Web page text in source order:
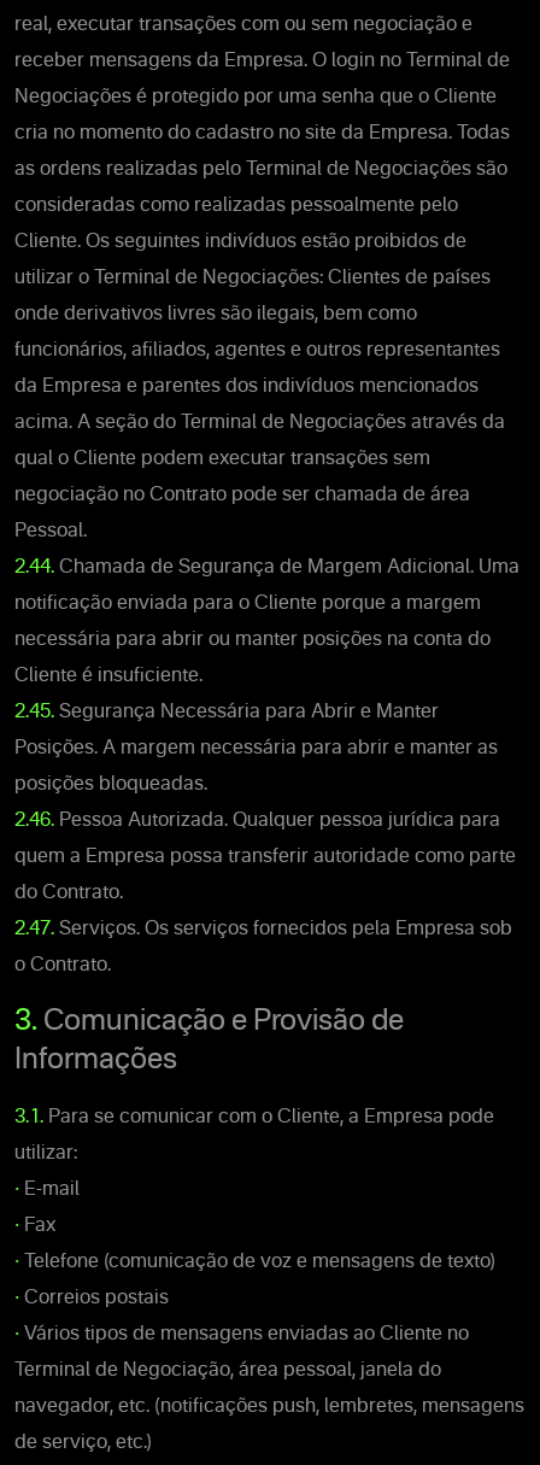
real, executar transações com ou sem negociação e
receber mensagens da Empresa. O login no Terminal de
Negociações é protegido por uma senha que o Cliente
cria no momento do cadastro no site da Empresa. Todas
as ordens realizadas pelo Terminal de Negociações são
consideradas como realizadas pessoalmente pelo
Cliente. Os seguintes indivíduos estão proibidos de
utilizar o Terminal de Negociações: Clientes de países
onde derivativos livres são ilegais, bem como
funcionários, afiliados, agentes e outros representantes
da Empresa e parentes dos indivíduos mencionados
acima. A seção do Terminal de Negociações através da
qual o Cliente podem executar transações sem
negociação no Contrato pode ser chamada de área
Pessoal.
2.44. Chamada de Segurança de Margem Adicional. Uma
notificação enviada para o Cliente porque a margem
necessária para abrir ou manter posições na conta do
Cliente é insuficiente.
2.45. Segurança Necessária para Abrir e Manter
Posições. A margem necessária para abrir e manter as
posições bloqueadas.
2.46. Pessoa Autorizada. Qualquer pessoa jurídica para
quem a Empresa possa transferir autoridade como parte
do Contrato.
2.47. Serviços. Os serviços fornecidos pela Empresa sob
o Contrato.
3. Comunicação e Provisão de
Informações
3.1. Para se comunicar com o Cliente, a Empresa pode
utilizar:
• E-mail
• Fax
• Telefone (comunicação de voz e mensagens de texto)
• Correios postais
• Vários tipos de mensagens enviadas ao Cliente no
Terminal de Negociação, área pessoal, janela do
navegador, etc. (notificações push, lembretes, mensagens
de serviço, etc.)